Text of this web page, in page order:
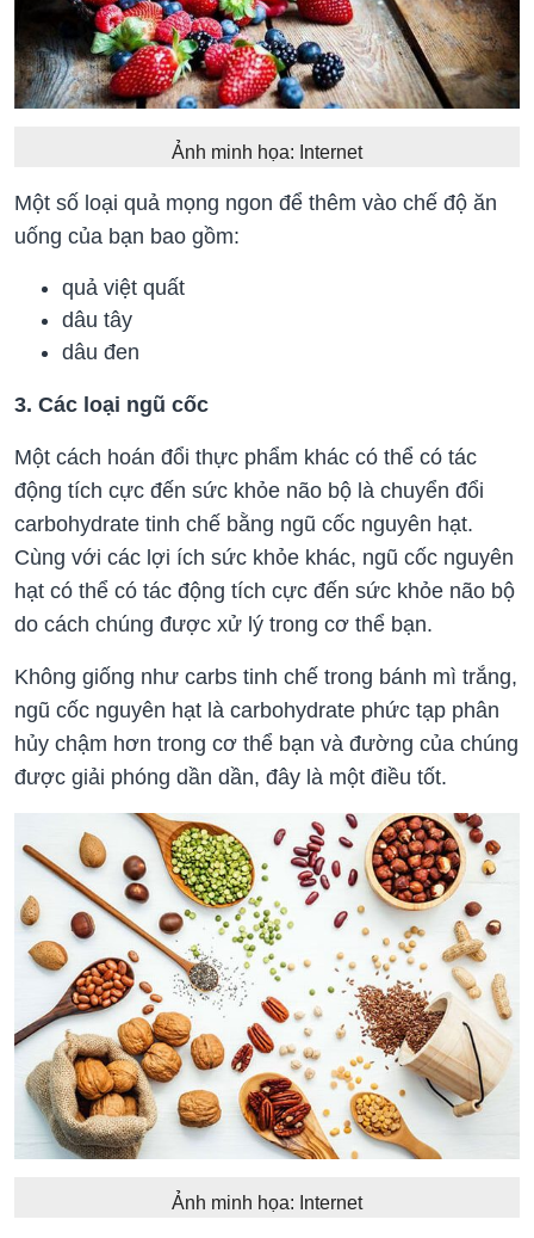
Ảnh minh họa: Internet
Một số loại quả mọng ngon để thêm vào chế độ ăn
uống của bạn bao gồm:
quả việt quất
dâu tây
dâu đen
3. Các loại ngũ cốc
Một cách hoán đổi thực phẩm khác có thể có tác
động tích cực đến sức khỏe não bộ là chuyển đổi
carbohydrate tinh chế bằng ngũ cốc nguyên hạt.
Cùng với các lợi ích sức khỏe khác, ngũ cốc nguyên
hạt có thể có tác động tích cực đến sức khỏe não bộ
do cách chúng được xử lý trong cơ thể bạn.
Không giống như carbs tinh chế trong bánh mì trắng,
ngũ cốc nguyên hạt là carbohydrate phức tạp phân
hủy chậm hơn trong cơ thể bạn và đường của chúng
được giải phóng dần dần, đây là một điều tốt.
Ảnh minh họa: Internet